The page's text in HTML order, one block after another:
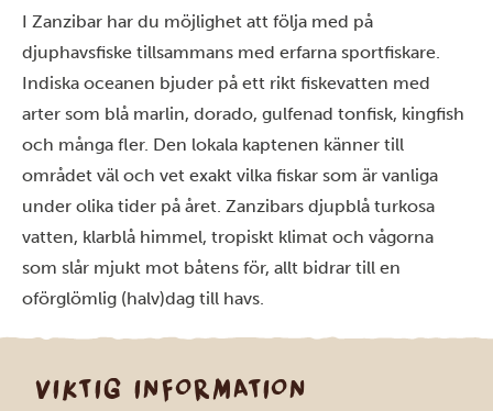
I Zanzibar har du möjlighet att följa med på
djuphavsfiske tillsammans med erfarna sportfiskare.
Indiska oceanen bjuder på ett rikt fiskevatten med
arter som blå marlin, dorado, gulfenad tonfisk, kingfish
och många fler. Den lokala kaptenen känner till
området väl och vet exakt vilka fiskar som är vanliga
under olika tider på året. Zanzibars djupblå turkosa
vatten, klarblå himmel, tropiskt klimat och vågorna
som slår mjukt mot båtens för, allt bidrar till en
oförglömlig (halv)dag till havs.
VIKTIG INFORMATION